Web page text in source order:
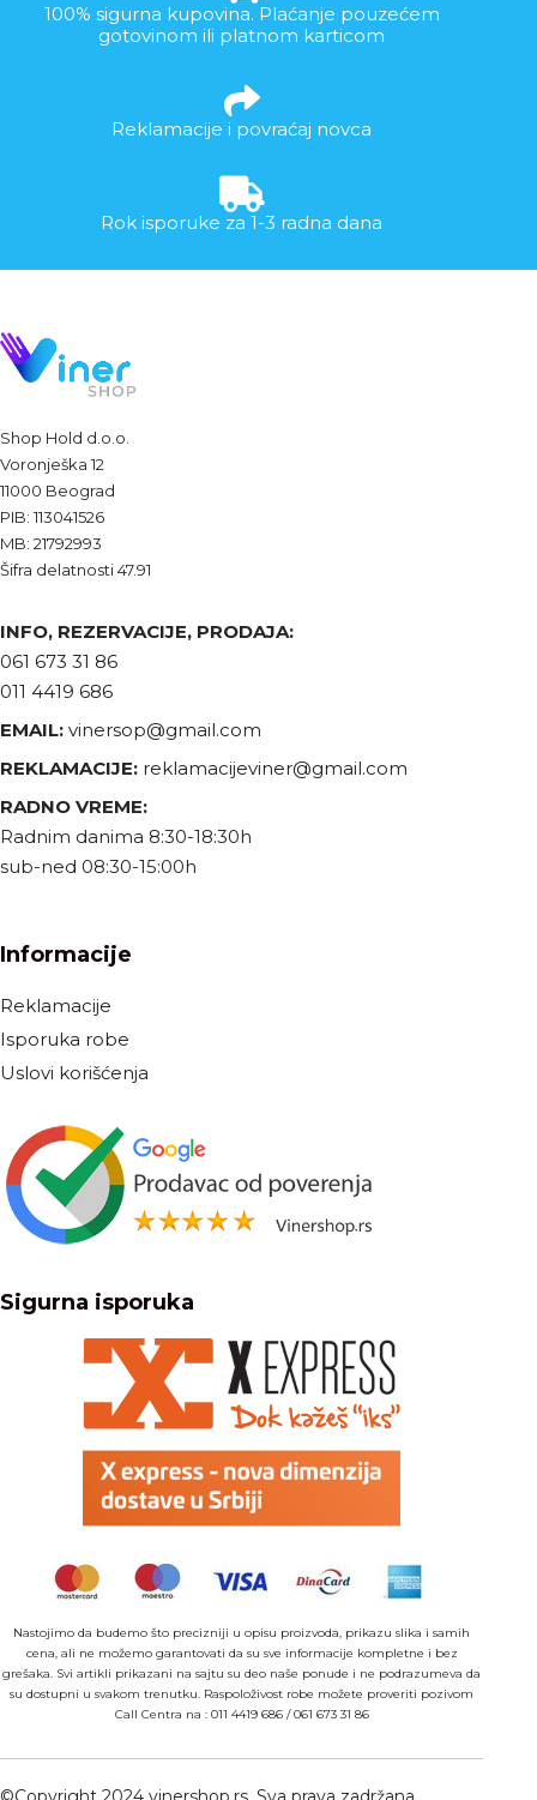
100% sigurna kupovina. Plaćanje pouzećem
gotovinom ili platnom karticom
Reklamacije i povraćaj novca
Rok isporuke za 1-3 radna dana
Shop Hold d.o.o.
Voronješka 12
11000 Beograd
PIB: 113041526
MB: 21792993
Šifra delatnosti 47.91
INFO, REZERVACIJE, PRODAJA:
061 673 31 86
011 4419 686
EMAIL: vinersop@gmail.com
REKLAMACIJE: reklamacijeviner@gmail.com
RADNO VREME:
Radnim danima 8:30-18:30h
sub-ned 08:30-15:00h
Informacije
Reklamacije
Isporuka robe
Uslovi korišćenja
Sigurna isporuka
Nastojimo da budemo što precizniji u opisu proizvoda, prikazu slika i samih
cena, ali ne možemo garantovati da su sve informacije kompletne i bez
grešaka. Svi artikli prikazani na sajtu su deo naše ponude i ne podrazumeva da
su dostupni u svakom trenutku. Raspoloživost robe možete proveriti pozivom
Call Centra na : 011 4419 686/061 673 31 86